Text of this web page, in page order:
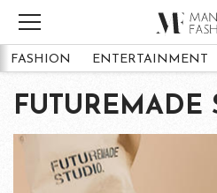
FASHION ENTERTAINMENT
FUTUREMADE